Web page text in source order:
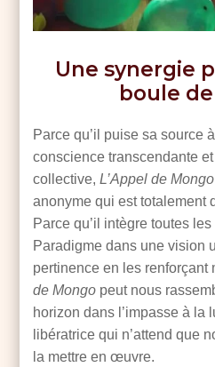
Une synergie
boule
Parce qu’il puise sa source
conscience transcendante
collective,L’Appel de Mongo
anonyme qui est totalement
Parce qu’il intègre toutes
Paradigme dans une vision
pertinence en les
de Mongo peut nous
horizon dans l’impasse à la
libératrice qui n’attend que
la mettre en œuvre.